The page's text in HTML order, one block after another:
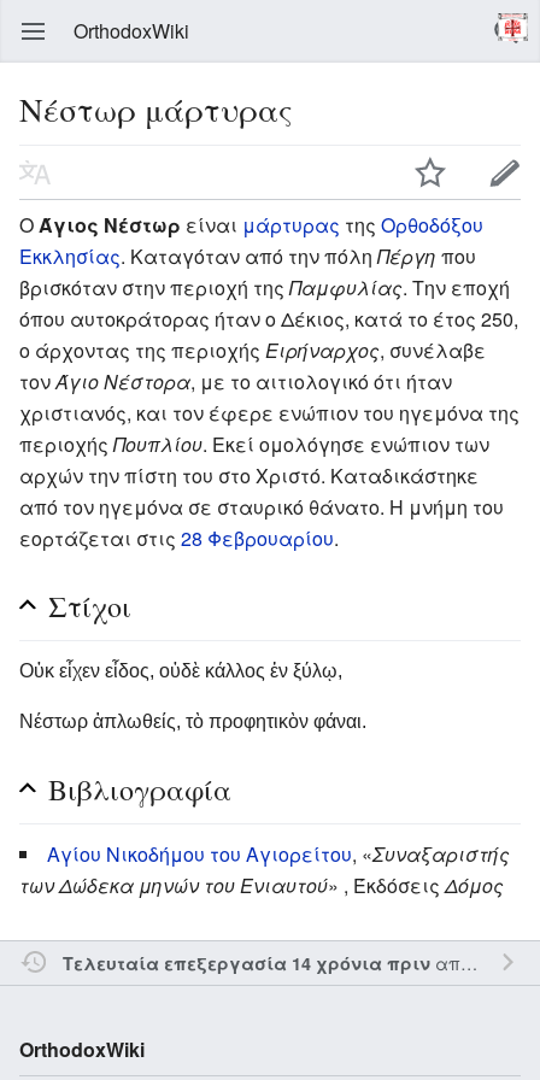
OrthodoxWiki
Νέστωρ μάρτυρας
Ο Άγιος Νέστωρ είναι μάρτυρας της Ορθοδόξου
Εκκλησίας. Καταγόταν από την πόλη Πέργη που
βρισκόταν στην περιοχή της Παμφυλίας. Την εποχή
όπου αυτοκράτορας ήταν ο Δέκιος, κατά το έτος 250,
ο άρχοντας της περιοχής Ειρήναρχος, συνέλαβε
τονΆγιο Νέστορα, με το αιτιολογικό ότι ήταν
χριστιανός, και τον έφερε ενώπιον του ηγεμόνα της
περιοχής Πουπλίου. Εκεί ομολόγησε ενώπιον των
αρχών την πίστη του στο Χριστό. Καταδικάστηκε
από τον ηγεμόνα σε σταυρικό θάνατο. Η μνήμη του
εορτάζεται στις 28 Φεβρουαρίου.
Στίχοι
Οὐκ εἶχεν εἶδος, οὐδὲ κάλλος ἐν ξύλῳ,
Νέστωρ ἁπλωθείς, τὸ προφητικὸν φάναι.
Βιβλιογραφία
Αγίου Νικοδήμου του Αγιορείτου, «Συναξαριστής
των Δώδεκα μηνών του Ενιαυτού» , Έκδόσεις Δόμος
Τελευταία επεξεργασία 14 χρόνια πριναπό τον την
OrthodoxWiki